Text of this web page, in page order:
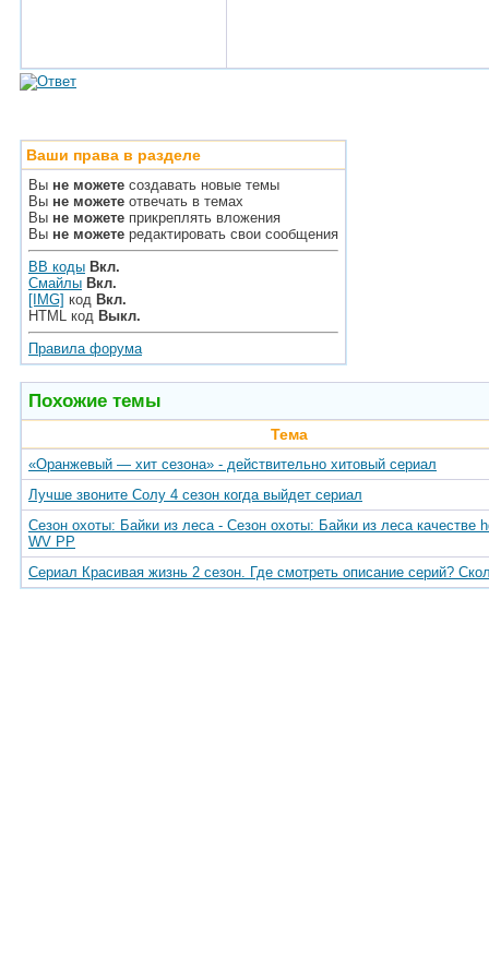
Ваши права в разделе
Вы не можете создавать новые темы
Вы не можете отвечать в темах
Вы не можете прикреплять вложения
Вы не можете редактировать свои сообщения
BB коды Вкл.
Смайлы Вкл.
[IMG] код Вкл.
HTML код Выкл.
Правила форума
Похожие темы
Тема
«Оранжевый — хит сезона» - действительно хитовый сериал
Лучше звоните Солу 4 сезон когда выйдет сериал
Сезон охоты: Байки из леса - Сезон охоты: Байки из леса качестве
WV PP
Сериал Красивая жизнь 2 сезон. Где смотреть описание серий?